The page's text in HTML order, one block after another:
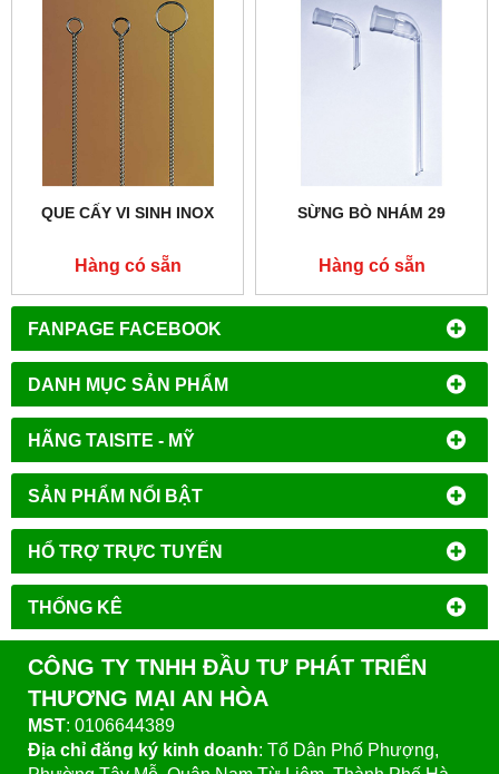
FANPAGE FACEBOOK
DANH MỤC SẢN PHẨM
HÃNG TAISITE - MỸ
SẢN PHẨM NỔI BẬT
HỔ TRỢ TRỰC TUYẾN
THỐNG KÊ
QUE CẤY VI SINH INOX
Hàng có sẵn
SỪNG BÒ NHÁM 29
Hàng có sẵn
CÔNG TY TNHH ĐẦU TƯ PHÁT TRIỂN
THƯƠNG MẠI AN HÒA
MST: 0106644389
Địa chỉ đăng ký kinh doanh: Tổ Dân Phố Phượng,